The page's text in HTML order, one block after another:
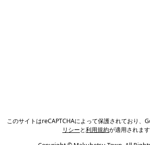
このサイトはreCAPTCHAによって保護されており、
リシーと利用規約が適用されます